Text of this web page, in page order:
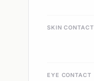
SKIN CONTACT
EYE CONTACT